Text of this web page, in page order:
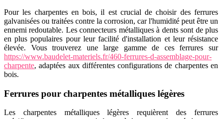
Pour les charpentes en bois, il est crucial de choisir des ferrures
galvanisées ou traitées contre la corrosion, car l'humidité peut être un
ennemi redoutable. Les connecteurs métalliques à dents sont de plus
en plus populaires pour leur facilité d'installation et leur résistance
élevée. Vous trouverez une large gamme de ces ferrures sur
https://www.baudelet-materiels.fr/460-ferrures-d-assemblage-pour-
charpente, adaptées aux différentes configurations de charpentes en
bois.
Ferrures pour charpentes métalliques légères
Les charpentes métalliques légères requièrent des ferrures